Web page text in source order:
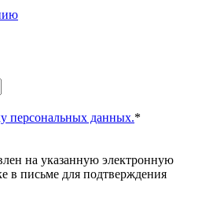
персональных данных.*
на указанную электронную
в письме для подтверждения